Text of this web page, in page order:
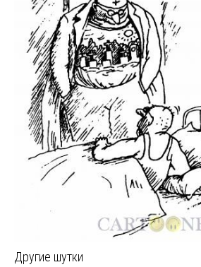
Другие шутки